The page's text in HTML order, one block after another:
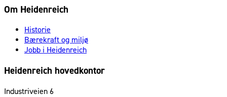
Om Heidenreich
Historie
Bærekraft og miljø
Jobb i Heidenreich
Heidenreich hovedkontor
Industriveien 6